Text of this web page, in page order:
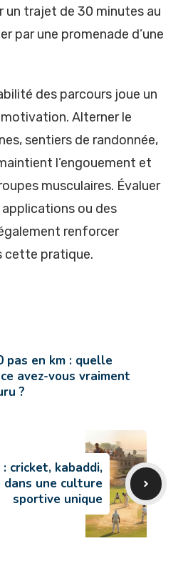
un trajet de 30 minutes au
par une promenade d’une
des parcours joue un
Alterner le
sentiers de randonnée,
l’engouement et
musculaires. Évaluer
ou des
renforcer
cette pratique.
pas en km : quelle
avez-vous vraiment
?
cricket, kabaddi,
une culture
sportive unique